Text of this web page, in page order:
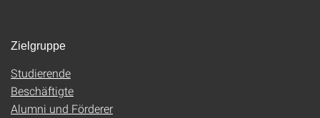
Zielgruppe
Studierende
Beschäftigte
Alumni und Förderer